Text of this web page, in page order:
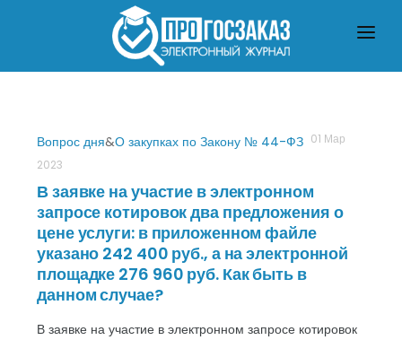
ГЛАВНАЯО ЗАКУПКАХ ПО ЗАКОНУ № 223-ФЗ
Вопрос дня&О закупках по Закону № 44-ФЗ 01 Мар
2023
В заявке на участие в электронном
запросе котировок два предложения о
цене услуги: в приложенном файле
указано 242 400 руб., а на электронной
площадке 276 960 руб. Как быть в
данном случае?
В заявке на участие в электронном запросе котировок